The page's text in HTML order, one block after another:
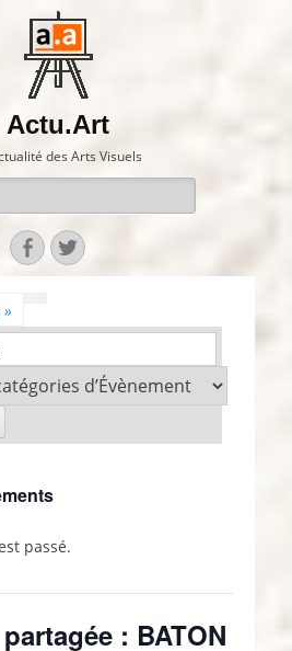
Actu.Art
des Arts Visuels
Facebook
Twitter
»
passé.
: BATON